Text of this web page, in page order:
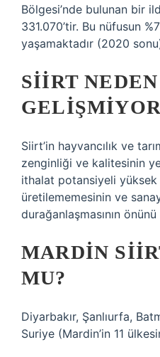
Bölgesi’nde bulunan bir
331.070’tir. Bu nüfusun
yaşamaktadır (2020
SIIRT NEDEN
Siirt’in hayvancılık ve
zenginliği ve kalitesinin
ithalat potansiyeli
üretilememesinin ve
durağanlaşmasının
MARDIN
MU?
Diyarbakır, Şanlıurfa,
Suriye (Mardin’in 11